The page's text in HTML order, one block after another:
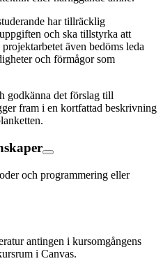
har tillräcklig
och ska tillstyrka att
även bedöms leda
och förmågor som
godkänna det förslag till
fram i en kortfattad beskrivning
och programmering eller
antingen i kursomgångens
i Canvas.